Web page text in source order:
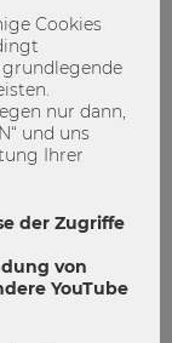
Cookies
nur dann,
und uns
Ihrer
der Zugriffe
von
YouTube